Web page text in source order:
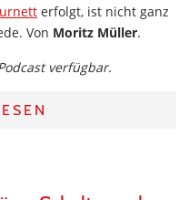
erfolgt, ist nicht ganz
Von Moritz Müller.
verfügbar.